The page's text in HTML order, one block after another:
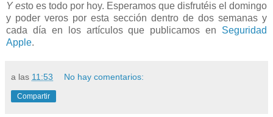
Y esto es todo por hoy. Esperamos que disfrutéis el domingo
y poder veros por esta sección dentro de dos semanas y
cada día en los artículos que publicamos en Seguridad
Apple.
a las 11:53 No hay comentarios:
Compartir